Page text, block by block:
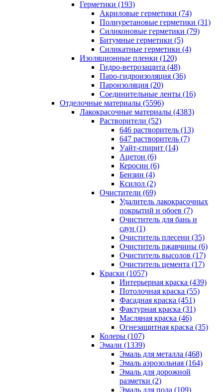
Герметики (193)
Акриловые герметики (74)
Полиуретановые герметики (31)
Силиконовые герметики (79)
Битумные герметики (5)
Силикатные герметики (4)
Изоляционные пленки (120)
Гидро-ветрозащита (48)
Паро-гидроизоляция (36)
Пароизоляция (20)
Соединительные ленты (16)
Отделочные материалы (5596)
Лакокрасочные материалы (4383)
Растворители (52)
646 растворитель (13)
647 растворитель (7)
Уайт-спирит (14)
Ацетон (6)
Керосин (6)
Бензин (4)
Ксилол (2)
Очистители (69)
Удалитель лакокрасочных
покрытий и обоев (7)
Очиститель для бань и
саун (1)
Очиститель плесени (35)
Очиститель ржавчины (6)
Очиститель высолов (17)
Очиститель цемента (17)
Краски (1057)
Интерьерная краска (439)
Потолочная краска (55)
Фасадная краска (451)
Фактурная краска (31)
Масляная краска (46)
Огнезащитная краска (35)
Колеры (107)
Эмали (1339)
Эмаль для металла (468)
Эмаль аэрозольная (164)
Эмаль для дорожной
разметки (2)
Эмаль для пола (109)